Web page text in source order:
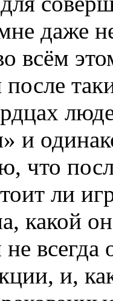
даже
всём
и
что
ли
какой
всегда
и,